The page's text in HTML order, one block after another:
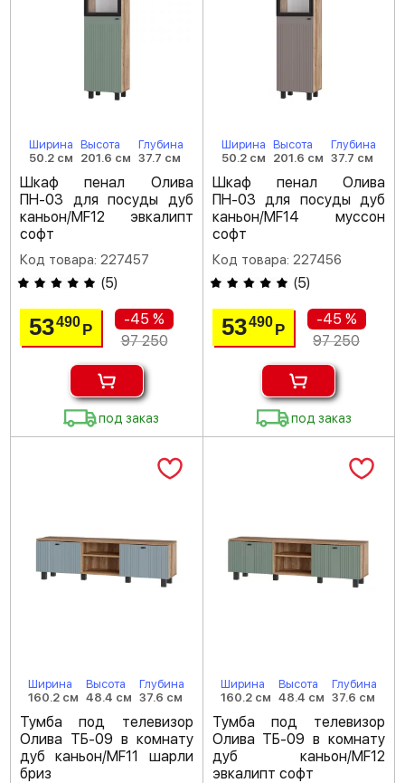
Ширина
50.2 см
Высота
201.6 см
Глубина
37.7 см
Шкаф пенал Олива
ПН-03 для посуды дуб
каньон/MF12 эвкалипт
софт
Код товара: 227457
(5)
53490Р
-45 %
97 250
под заказ
Ширина
50.2 см
Высота
201.6 см
Глубина
37.7 см
Шкаф пенал Олива
ПН-03 для посуды дуб
каньон/MF14 муссон
софт
Код товара: 227456
(5)
53490 Р
-45 %
97 250
под заказ
Ширина
160.2 см
Высота
48.4 см
Глубина
37.6 см
Тумба под телевизор
Олива ТБ-09 в комнату
дуб каньон/MF11 шарли
бриз
Ширина
160.2 см
Высота
48.4 см
Глубина
37.6 см
Тумба под телевизор
Олива ТБ-09 в комнату
дуб каньон/MF12
эвкалипт софт